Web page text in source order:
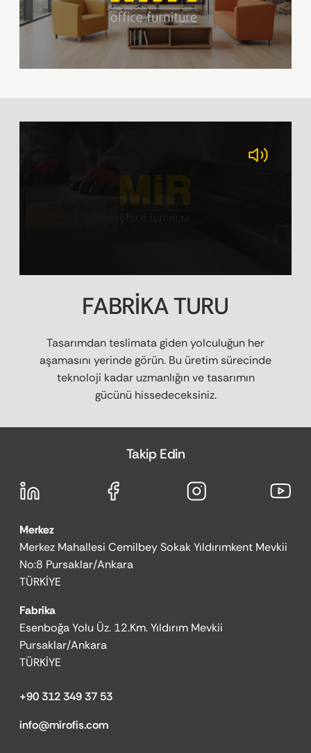
FABRİKA TURU
Tasarımdan teslimata giden yolculuğun her
aşamasını yerinde görün. Bu üretim sürecinde
teknoloji kadar uzmanlığın ve tasarımın
gücünü hissedeceksiniz.
Merkez
Merkez Mahallesi Cemilbey Sokak Yıldırımkent Mevkii
No:8 Pursaklar/Ankara
TÜRKİYE
Fabrika
Esenboğa Yolu Üz. 12.Km. Yıldırım Mevkii
Pursaklar/Ankara
TÜRKİYE
+90 312 349 37 53
info@mirofis.com
Takip Edin